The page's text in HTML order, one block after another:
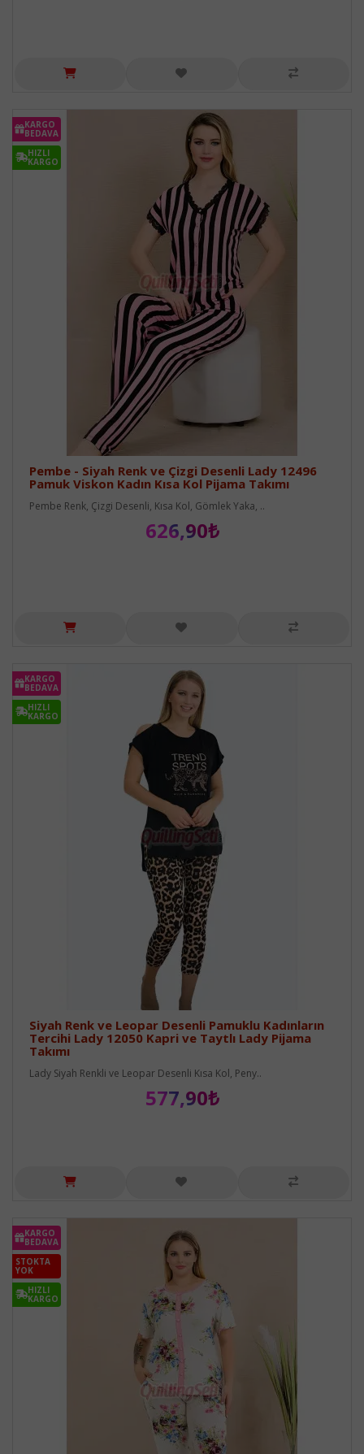
KARGO
BEDAVA
HIZLI
KARGO
Pembe - Siyah Renk ve Çizgi Desenli Lady 12496
Pamuk Viskon Kadın Kısa Kol Pijama Takımı
Pembe Renk, Çizgi Desenli, Kısa Kol, Gömlek Yaka, ..
626,90₺
KARGO
BEDAVA
HIZLI
KARGO
Siyah Renk ve Leopar Desenli Pamuklu Kadınların
Tercihi Lady 12050 Kapri ve Taytlı Lady Pijama
Takımı
Lady Siyah Renkli ve Leopar Desenli Kısa Kol, Peny..
577,90₺
KARGO
BEDAVA
STOKTA
YOK
HIZLI
KARGO